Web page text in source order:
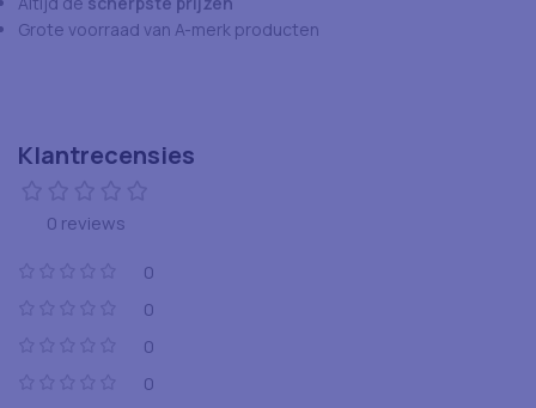
Grote voorraad van A-merk producten
Klantrecensies
0 reviews
0
0
0
0